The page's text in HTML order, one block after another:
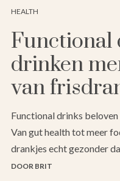
HEALTH
Functional
drinken
van
Functional drinks beloven
Van gut health tot meer
drankjes echt gezonder
DOOR BRIT